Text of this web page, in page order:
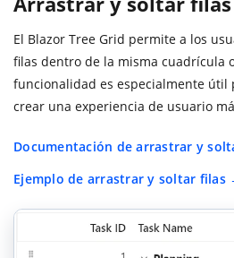
El Blazor Tree Grid permite a los
filas dentro de la misma cuadrícula
funcionalidad es especialmente útil
crear una experiencia de usuario
Documentación de arrastrar y
Ejemplo de arrastrar y soltar filas